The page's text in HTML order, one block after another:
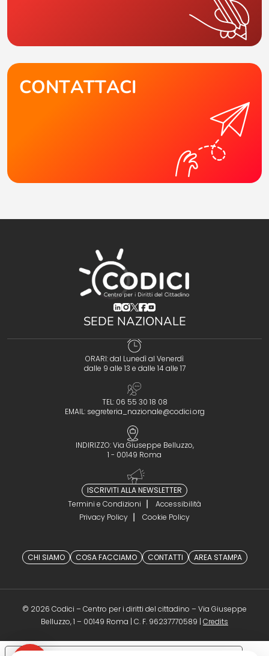
CONTATTACI
(opens in a new tab)
(opens in a new tab)
(opens in a new tab)
(opens in a new tab)
(opens in a new tab)
SEDE NAZIONALE
ORARI: dal Lunedì al Venerdì
dalle 9 alle 13 e dalle 14 alle 17
TEL: 06 55 30 18 08
EMAIL: segreteria_nazionale@codici.org
INDIRIZZO: Via Giuseppe Belluzzo,
1 - 00149 Roma
ISCRIVITI ALLA NEWSLETTER
Termini e Condizioni
Accessibilità
Privacy Policy
Cookie Policy
CHI SIAMO COSA FACCIAMO CONTATTI AREA STAMPA
© 2026 Codici – Centro per i diritti del cittadino – Via Giuseppe
Belluzzo, 1 – 00149 Roma | C. F. 96237770589 | Credits